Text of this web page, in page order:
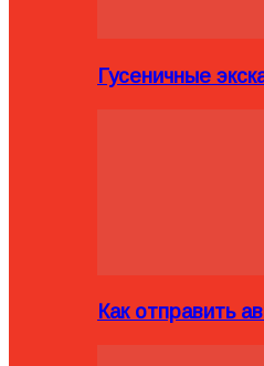
Гусеничные
Как отправить